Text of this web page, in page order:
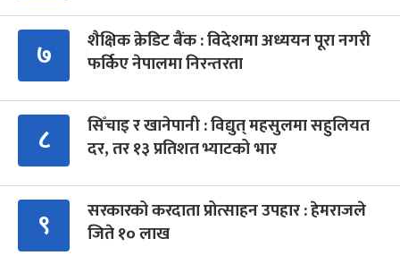
७
शैक्षिक क्रेडिट बैंक : विदेशमा अध्ययन पूरा नगरी
फर्किए नेपालमा निरन्तरता
८
सिँचाइ र खानेपानी : विद्युत् महसुलमा सहुलियत
दर, तर १३ प्रतिशत भ्याटको भार
९
सरकारको करदाता प्रोत्साहन उपहार : हेमराजले
जिते १० लाख